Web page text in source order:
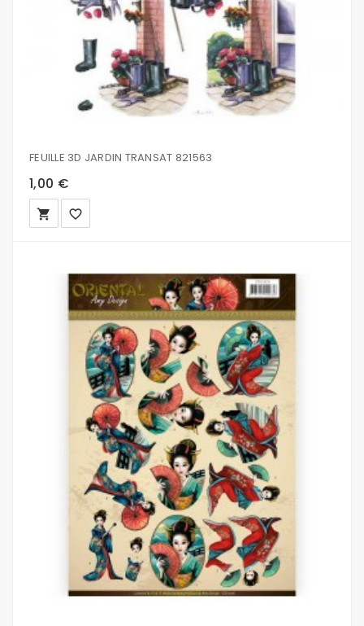
FEUILLE 3D JARDIN TRANSAT 821563
1,00 €
local_grocery_store favorite_border